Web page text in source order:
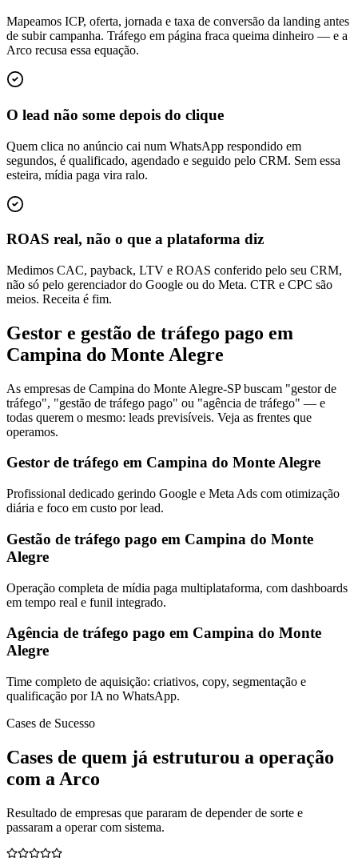
Mapeamos ICP, oferta, jornada e taxa de conversão da landing antes
de subir campanha. Tráfego em página fraca queima dinheiro — e a
Arco recusa essa equação.
O lead não some depois do clique
Quem clica no anúncio cai num WhatsApp respondido em
segundos, é qualificado, agendado e seguido pelo CRM. Sem essa
esteira, mídia paga vira ralo.
ROAS real, não o que a plataforma diz
Medimos CAC, payback, LTV e ROAS conferido pelo seu CRM,
não só pelo gerenciador do Google ou do Meta. CTR e CPC são
meios. Receita é fim.
Gestor e gestão de tráfego pago em
Campina do Monte Alegre
As empresas de Campina do Monte Alegre-SP buscam "gestor de
tráfego", "gestão de tráfego pago" ou "agência de tráfego" — e
todas querem o mesmo: leads previsíveis. Veja as frentes que
operamos.
Gestor de tráfego em Campina do Monte Alegre
Profissional dedicado gerindo Google e Meta Ads com otimização
diária e foco em custo por lead.
Gestão de tráfego pago em Campina do Monte
Alegre
Operação completa de mídia paga multiplataforma, com dashboards
em tempo real e funil integrado.
Agência de tráfego pago em Campina do Monte
Alegre
Time completo de aquisição: criativos, copy, segmentação e
qualificação por IA no WhatsApp.
Cases de Sucesso
Cases de quem já estruturou a operação
com a Arco
Resultado de empresas que pararam de depender de sorte e
passaram a operar com sistema.